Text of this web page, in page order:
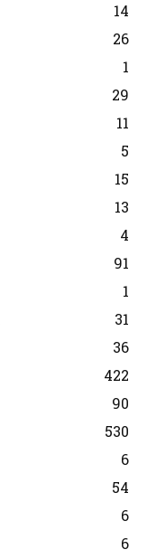
14
26
1
29
11
5
15
13
4
91
1
31
36
422
90
530
6
54
6
6